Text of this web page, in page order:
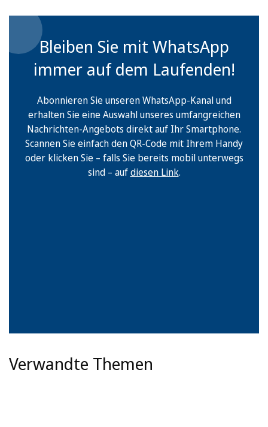
Bleiben Sie mit WhatsApp
immer auf dem Laufenden!
Abonnieren Sie unseren WhatsApp-Kanal und
erhalten Sie eine Auswahl unseres umfangreichen
Nachrichten-Angebots direkt auf Ihr Smartphone.
Scannen Sie einfach den QR-Code mit Ihrem Handy
oder klicken Sie – falls Sie bereits mobil unterwegs
sind – aufdiesen Link.
Verwandte Themen